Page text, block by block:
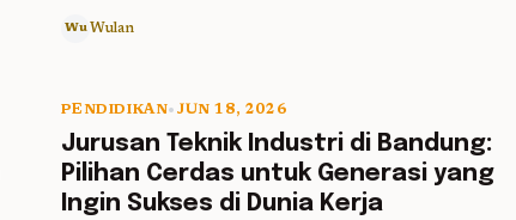
Wu Wulan
5 min read
PENDIDIKAN• JUN 18, 2026
Jurusan Teknik Industri di Bandung:
Pilihan Cerdas untuk Generasi yang
Ingin Sukses di Dunia Kerja